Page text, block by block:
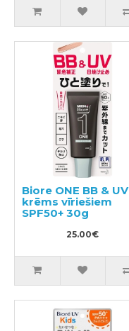
Biore ONE BB & UV
krēms vīriešiem
SPF50+ 30g
25.00€